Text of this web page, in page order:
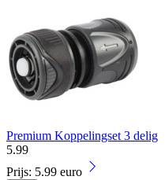
Premium Koppelingset 3 delig
5.99
Prijs: 5.99 euro